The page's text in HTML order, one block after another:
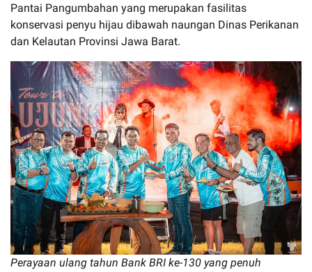
Pantai Pangumbahan yang merupakan fasilitas
konservasi penyu hijau dibawah naungan Dinas Perikanan
dan Kelautan Provinsi Jawa Barat.
Perayaan ulang tahun Bank BRI ke-130 yang penuh